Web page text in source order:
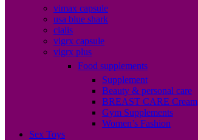
vimax capsule
usa blue shark
cialis
vigrx capsule
vigrx plus
Food supplements
Supplement
Beauty & personal care
BREAST CARE Cream
Gym Supplements
Women’s Fashion
Sex Toys